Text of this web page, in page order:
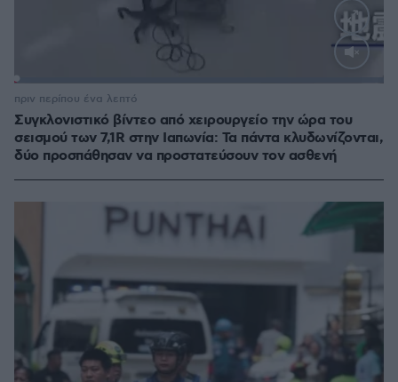
Συγκλονιστικό βίντεο από χειρουργείο την ώρα του
σεισμού των 7,1R στην Ιαπωνία: Τα πάντα κλυδωνίζονται,
δύο προσπάθησαν να προστατεύσουν τον ασθενή
πριν περίπου ένα λεπτό